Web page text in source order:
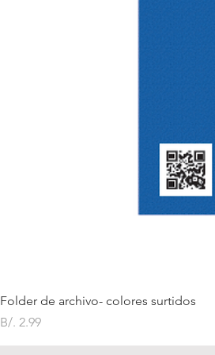
Folder de archivo- colores surtidos
Precio
B/. 2.99